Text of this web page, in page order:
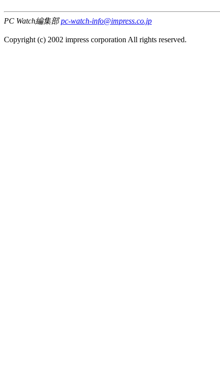
PC Watch編集部pc-watch-info@impress.co.jp
Copyright (c) 2002 impress corporation All rights reserved.